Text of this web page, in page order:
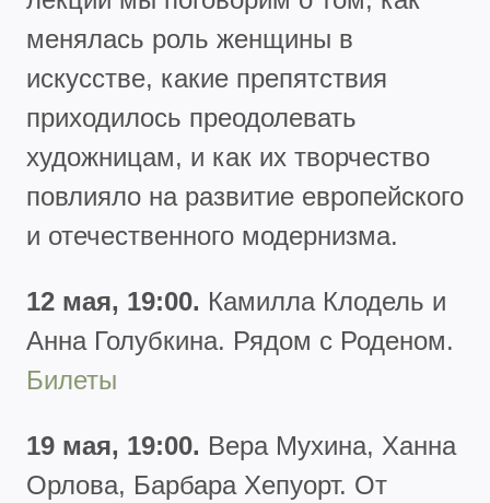
менялась роль женщины в
искусстве, какие препятствия
приходилось преодолевать
художницам, и как их творчество
повлияло на развитие европейского
и отечественного модернизма.
12 мая, 19:00. Камилла Клодель и
Анна Голубкина. Рядом с Роденом.
Билеты
19 мая, 19:00. Вера Мухина, Ханна
Орлова, Барбара Хепуорт. От